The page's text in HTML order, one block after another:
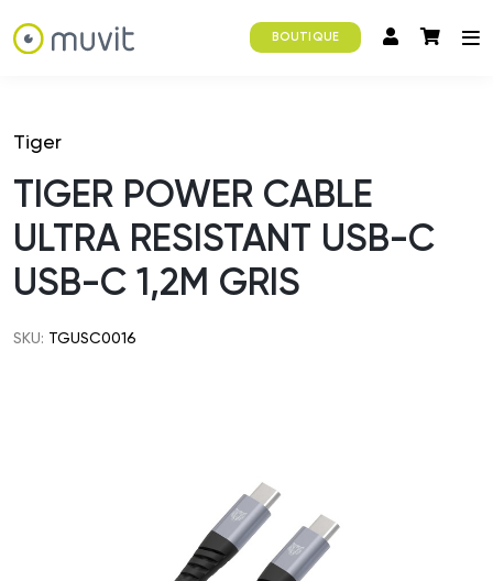
BOUTIQUE
Tiger
TIGER POWER CABLE
ULTRA RESISTANT USB-C
USB-C 1,2M GRIS
SKU: TGUSC0016